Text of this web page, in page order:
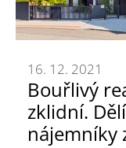
Bouřlivý
zklidní.
nájemníky
16. 12. 2021